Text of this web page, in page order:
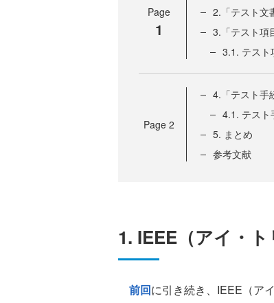
Page
1
2.「テスト文
3.「テスト項
3.1. テスト
Page 2
4.「テスト手
4.1. テスト
5. まとめ
参考文献
1. IEEE（アイ・ト
前回に引き続き、IEEE（ア